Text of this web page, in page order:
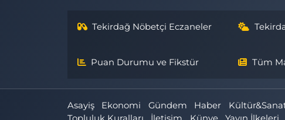
Tekirdağ Nöbetçi Eczaneler
Puan Durumu ve Fikstür Tüm
Asayiş Ekonomi Gündem Haber